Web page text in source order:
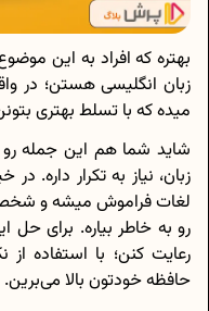
بهتره که افراد به این
زبان انگلیسی هستن؛ در
میده که با تسلط بهتری
شاید شما هم این جمله رو
زبان، نیاز به تکرار داره.
لغات فراموش میشه و شخص
رو به خاطر بیاره. برای حل
رعایت کنن؛ با استفاده
حافظه خودتون بالا می‌برین.